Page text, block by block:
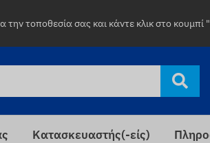
τοποθεσία σας και κάντε κλικ στο κουμπί
Κατασκευαστής(-είς)